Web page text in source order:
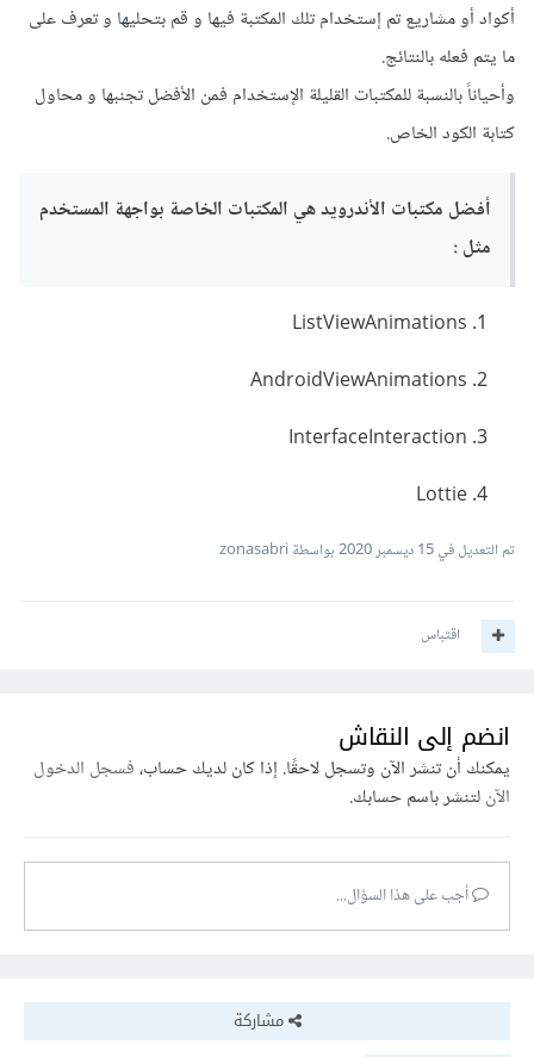
أكواد أو مشاريع تم إستخدام تلك المكتبة فيها و قم بتحليها و تعرف على
ما يتم فعله بالنتائج.
وأحياناً بالنسبة للمكتبات القليلة الإستخدام فمن الأفضل تجنبها و محاول
كتابة الكود الخاص.
أفضل مكتبات الأندرويد هي المكتبات الخاصة بواجهة المستخدم
مثل :
ListViewAnimations
AndroidViewAnimations
InterfaceInteraction
Lottie
تم التعديل في15 ديسمبر 2020 بواسطة zonasabri
اقتباس
انضم إلى النقاش
يمكنك أن تنشر الآن وتسجل لاحقًا. إذا كان لديك حساب،فسجل الدخول
الآنلتنشر باسم حسابك.
أجب على هذا السؤال...
مشاركة